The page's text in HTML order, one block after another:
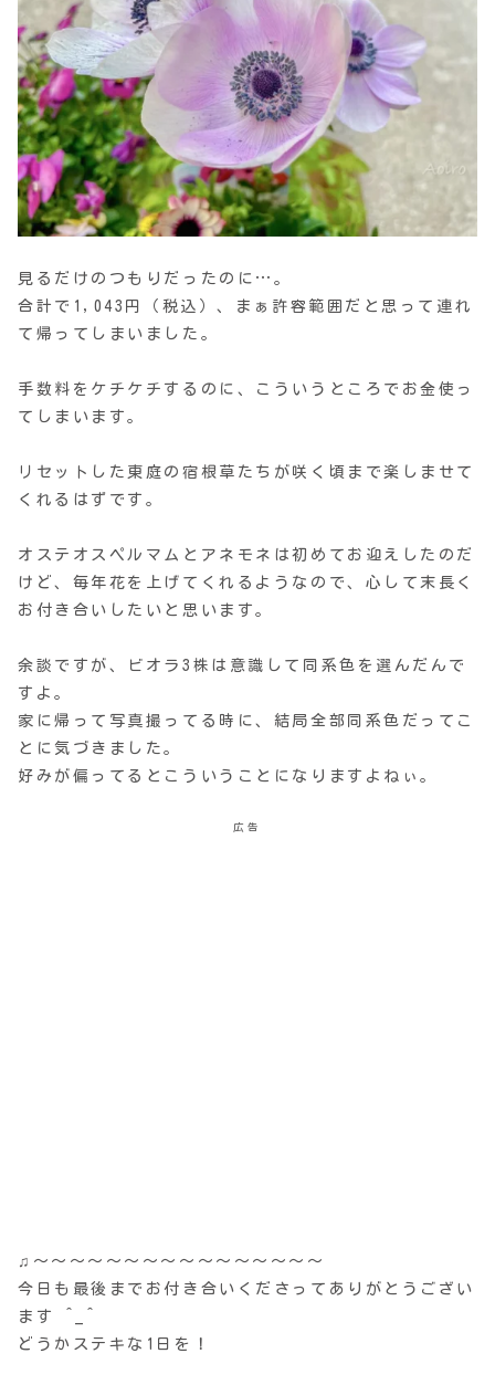
見るだけのつもりだったのに…。
合計で1,043円（税込）、まぁ許容範囲だと思って連れ
て帰ってしまいました。
手数料をケチケチするのに、こういうところでお金使っ
てしまいます。
リセットした東庭の宿根草たちが咲く頃まで楽しませて
くれるはずです。
オステオスペルマムとアネモネは初めてお迎えしたのだ
けど、毎年花を上げてくれるようなので、心して末長く
お付き合いしたいと思います。
余談ですが、ビオラ3株は意識して同系色を選んだんで
すよ。
家に帰って写真撮ってる時に、結局全部同系色だってこ
とに気づきました。
好みが偏ってるとこういうことになりますよねぃ。
広告
♫〜〜〜〜〜〜〜〜〜〜〜〜〜〜〜〜
今日も最後までお付き合いくださってありがとうござい
ます ^_^
どうかステキな1日を！